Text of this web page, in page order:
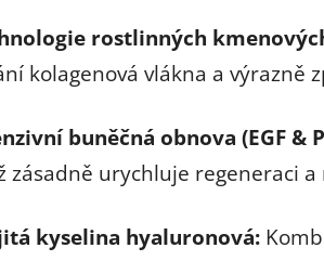
rostlinných
kolagenová vlákna a výrazně
buněčná obnova (EGF &
zásadně urychluje regeneraci
kyselina hyaluronová: